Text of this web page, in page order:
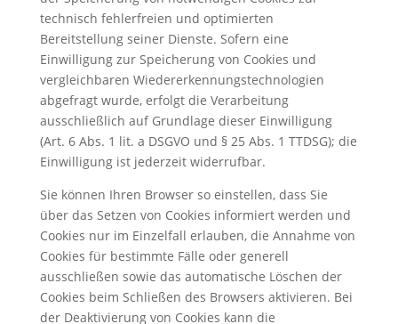
technisch fehlerfreien und optimierten
Bereitstellung seiner Dienste. Sofern eine
Einwilligung zur Speicherung von Cookies und
vergleichbaren Wiedererkennungstechnologien
abgefragt wurde, erfolgt die Verarbeitung
ausschließlich auf Grundlage dieser Einwilligung
(Art. 6 Abs. 1 lit. a DSGVO und § 25 Abs. 1 TTDSG); die
Einwilligung ist jederzeit widerrufbar.
Sie können Ihren Browser so einstellen, dass Sie
über das Setzen von Cookies informiert werden und
Cookies nur im Einzelfall erlauben, die Annahme von
Cookies für bestimmte Fälle oder generell
ausschließen sowie das automatische Löschen der
Cookies beim Schließen des Browsers aktivieren. Bei
der Deaktivierung von Cookies kann die